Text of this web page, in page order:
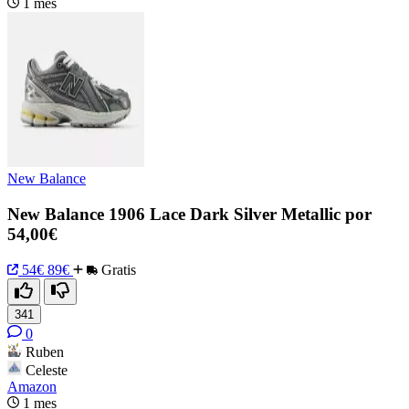
1 mes
New Balance
New Balance 1906 Lace Dark Silver Metallic por
54,00€
54€ 89€ Gratis
341
0
Ruben
Celeste
Amazon
1 mes